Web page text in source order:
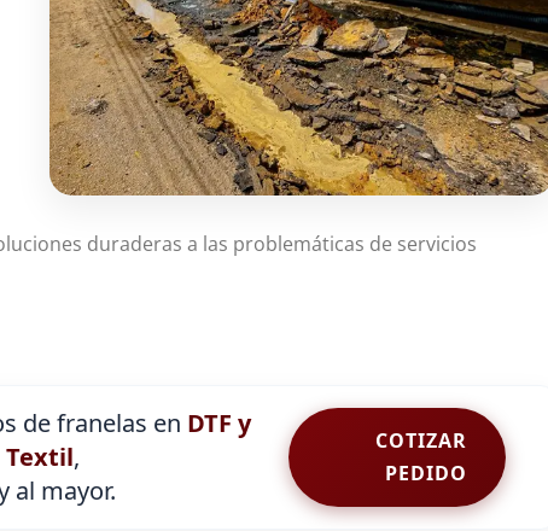
duraderas a las problemáticas de servicios
de franelas en DTF y
,
al mayor.
COTIZAR
PEDIDO